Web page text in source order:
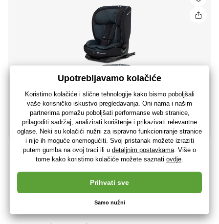
KINDERKRAFT Autosjedalica Oneto3 i-Size 76-150cm +
113